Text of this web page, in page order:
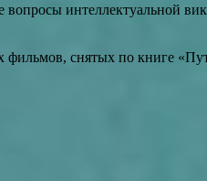
интеллектуальной
снятых по книге